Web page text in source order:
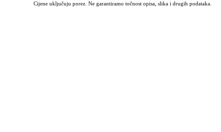
Cijene uključuju porez. Ne garantiramo točnost opisa, slika i drugih podataka.